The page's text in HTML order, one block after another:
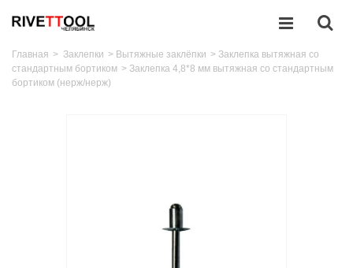
Главная > Заклепки > Вытяжные заклёпки > Заклепка вытяжная со
стандартным бортиком > Заклепка 4,8*8 мм вытяжная со стандартным
бортиком (нерж/нерж)